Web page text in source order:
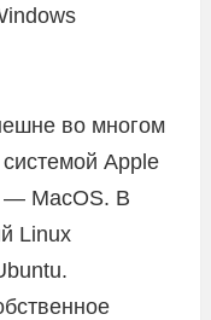
во многом
Apple
— MacOS. В
Linux